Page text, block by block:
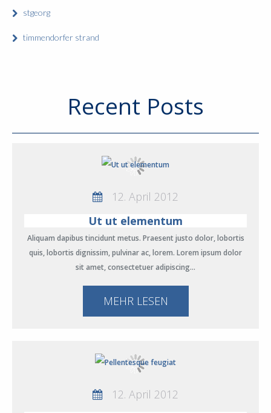
stgeorg
timmendorfer strand
Recent Posts
12. April 2012
Ut ut elementum
Aliquam dapibus tincidunt metus. Praesent justo dolor, lobortis
quis, lobortis dignissim, pulvinar ac, lorem. Lorem ipsum dolor
sit amet, consectetuer adipiscing…
MEHR LESEN
12. April 2012